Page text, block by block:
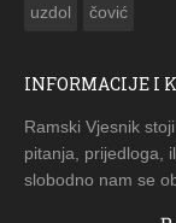
uzdol čović
INFORMACIJE I
Ramski Vjesnik
pitanja, prijedloga,
slobodno nam se